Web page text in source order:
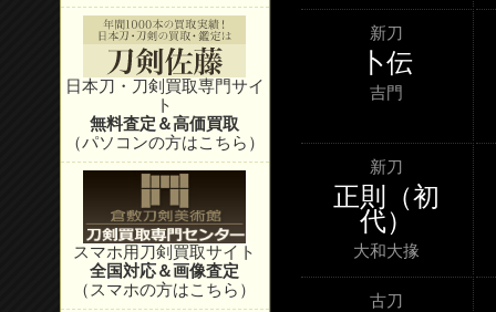
日本刀・刀剣買取専門サイ
ト
無料査定＆高価買取
（パソコンの方はこちら）
スマホ用刀剣買取サイト
全国対応＆画像査定
（スマホの方はこちら）
新刀
卜伝
吉門
新刀
正則（初
代）
大和大掾
古刀